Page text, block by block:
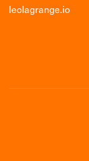
leolagrange.io